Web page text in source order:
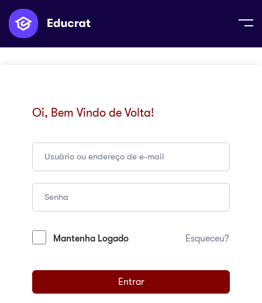
Oi, Bem Vindo de Volta!
Mantenha Logado Esqueceu?
Entrar